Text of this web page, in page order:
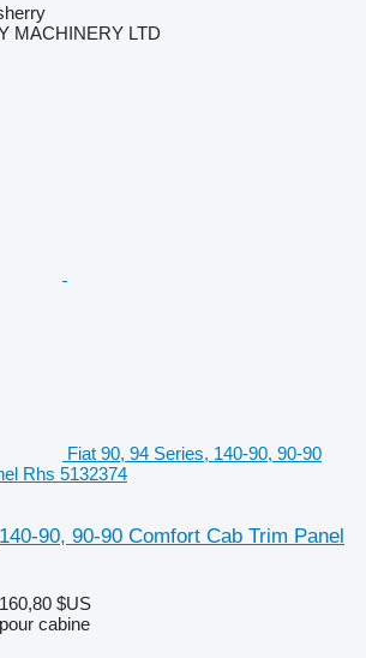
MACHINERY LTD
Fiat 90, 94 Series, 140-90, 90-90
Rhs 5132374
90, 90-90 Comfort Cab Trim Panel
$US
cabine